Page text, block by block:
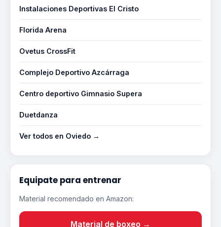
Instalaciones Deportivas El Cristo
Florida Arena
Ovetus CrossFit
Complejo Deportivo Azcárraga
Centro deportivo Gimnasio Supera
Duetdanza
Ver todos en Oviedo →
Equipate para entrenar
Material recomendado en Amazon:
Material de boxeo →